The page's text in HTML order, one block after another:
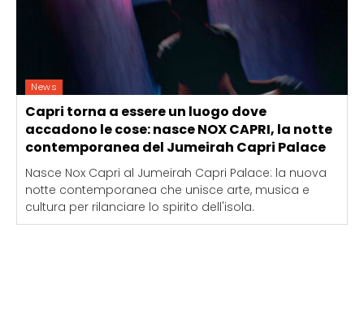
News
Capri torna a essere un luogo dove
accadono le cose: nasce NOX CAPRI, la notte
contemporanea del Jumeirah Capri Palace
Nasce Nox Capri al Jumeirah Capri Palace: la nuova
notte contemporanea che unisce arte, musica e
cultura per rilanciare lo spirito dell'isola.